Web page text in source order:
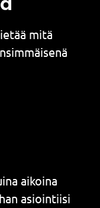
mitä
aikoina
asiointiisi